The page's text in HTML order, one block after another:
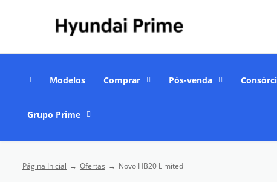
Modelos Comprar Pós-venda
Grupo Prime
Página Inicial Ofertas Novo HB20 Limited